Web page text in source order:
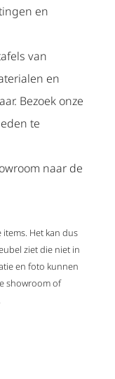
en
van
en
Bezoek onze
te
naar de
Het kan dus
ziet die niet in
en foto kunnen
showroom of